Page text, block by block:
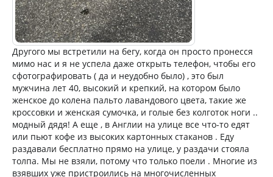
Другого мы встретили на бегу, когда он просто пронесся
мимо нас и я не успела даже открыть телефон, чтобы его
сфотографировать ( да и неудобно было) , это был
мужчина лет 40, высокий и крепкий, на котором было
женское до колена пальто лавандового цвета, такие же
кроссовки и женская сумочка, и голые без колготок ноги ..
модный дядя! А еще , в Англии на улице все что-то едят
или пьют кофе из высоких картонных стаканов . Еду
раздавали бесплатно прямо на улице, у раздачи стояла
толпа. Мы не взяли, потому что только поели . Многие из
взявших уже пристроились на многочисленных